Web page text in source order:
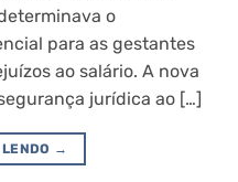
o
para as gestantes
ao salário. A nova
jurídica ao […]
→